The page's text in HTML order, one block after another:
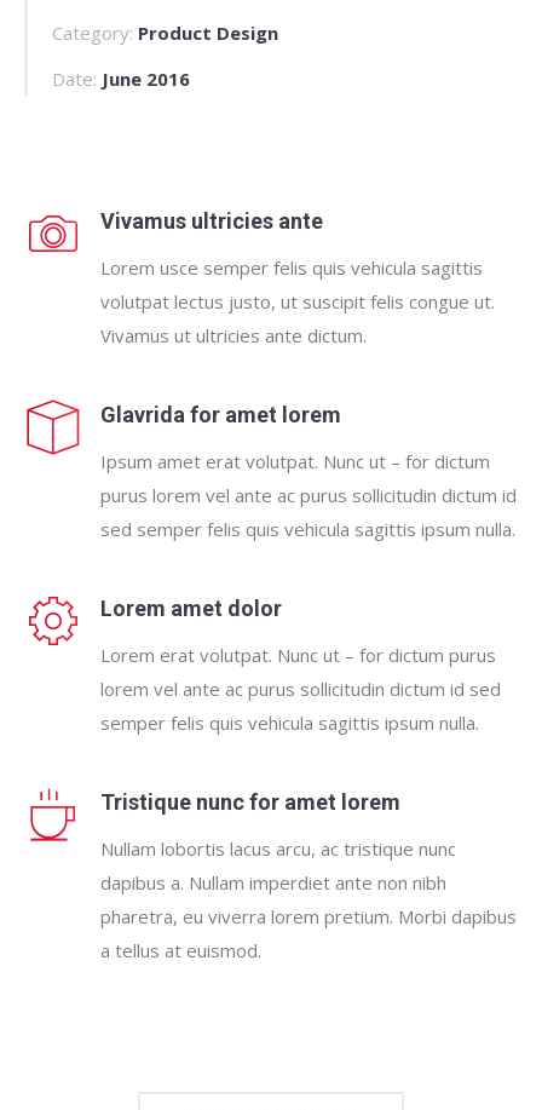
Category: Product Design
Date: June 2016
Vivamus ultricies ante
Lorem usce semper felis quis vehicula sagittis
volutpat lectus justo, ut suscipit felis congue ut.
Vivamus ut ultricies ante dictum.
Glavrida for amet lorem
Ipsum amet erat volutpat. Nunc ut – for dictum
purus lorem vel ante ac purus sollicitudin dictum id
sed semper felis quis vehicula sagittis ipsum nulla.
Lorem amet dolor
Lorem erat volutpat. Nunc ut – for dictum purus
lorem vel ante ac purus sollicitudin dictum id sed
semper felis quis vehicula sagittis ipsum nulla.
Tristique nunc for amet lorem
Nullam lobortis lacus arcu, ac tristique nunc
dapibus a. Nullam imperdiet ante non nibh
pharetra, eu viverra lorem pretium. Morbi dapibus
a tellus at euismod.